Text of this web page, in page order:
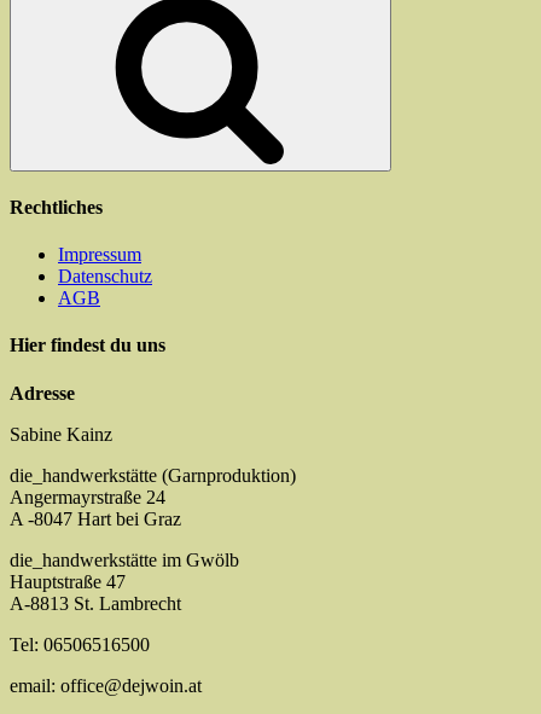
Optionen
können
auf
der
Produktseite
gewählt
werden
Rechtliches
Impressum
Datenschutz
AGB
Hier findest du uns
Adresse
Sabine Kainz
die_handwerkstätte (Garnproduktion)
Angermayrstraße 24
A -8047 Hart bei Graz
die_handwerkstätte im Gwölb
Hauptstraße 47
A-8813 St. Lambrecht
Tel: 06506516500
email: office@dejwoin.at